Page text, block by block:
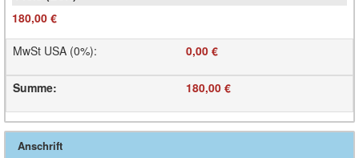
180,00 €
MwSt USA (0%): 0,00 €
Summe: 180,00 €
Anschrift